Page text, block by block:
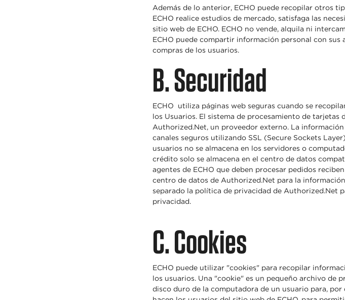
Además de lo anterior, ECHO puede recopilar otros
ECHO realice estudios de mercado, satisfaga las
sitio web de ECHO. ECHO no vende, alquila ni
ECHO puede compartir información personal con
compras de los usuarios.
B. Securidad
ECHO utiliza páginas web seguras cuando se
los Usuarios. El sistema de procesamiento de tarjetas
Authorized.Net, un proveedor externo. La
canales seguros utilizando SSL (Secure Sockets
usuarios no se almacena en los servidores o
crédito solo se almacena en el centro de datos
agentes de ECHO que deben procesar pedidos
centro de datos de Authorized.Net para la
separado la política de privacidad de Authorized.Net
privacidad.
C. Cookies
ECHO puede utilizar "cookies" para recopilar
los usuarios. Una "cookie" es un pequeño archivo de
disco duro de la computadora de un usuario para,